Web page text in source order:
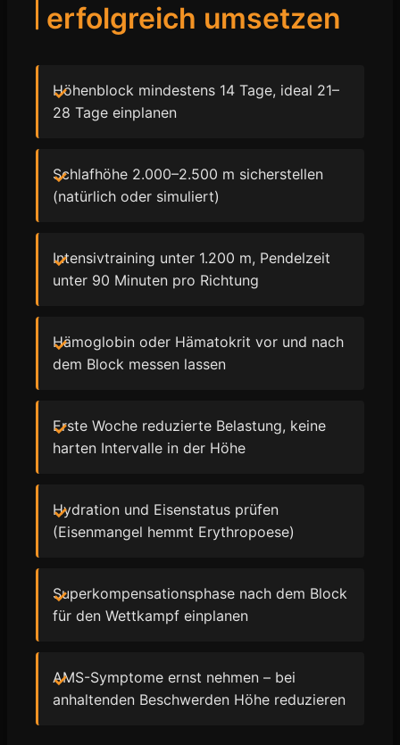
erfolgreich umsetzen
Höhenblock mindestens 14 Tage, ideal 21–
28 Tage einplanen
Schlafhöhe 2.000–2.500 m sicherstellen
(natürlich oder simuliert)
Intensivtraining unter 1.200 m, Pendelzeit
unter 90 Minuten pro Richtung
Hämoglobin oder Hämatokrit vor und nach
dem Block messen lassen
Erste Woche reduzierte Belastung, keine
harten Intervalle in der Höhe
Hydration und Eisenstatus prüfen
(Eisenmangel hemmt Erythropoese)
Superkompensationsphase nach dem Block
für den Wettkampf einplanen
AMS-Symptome ernst nehmen – bei
anhaltenden Beschwerden Höhe reduzieren